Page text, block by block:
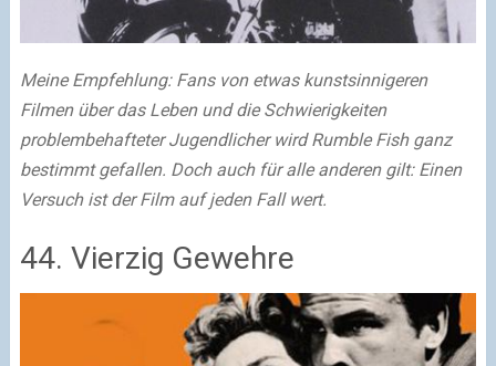
Meine Empfehlung: Fans von etwas kunstsinnigeren
Filmen über das Leben und die Schwierigkeiten
problembehafteter Jugendlicher wird Rumble Fish ganz
bestimmt gefallen. Doch auch für alle anderen gilt: Einen
Versuch ist der Film auf jeden Fall wert.
44. Vierzig Gewehre